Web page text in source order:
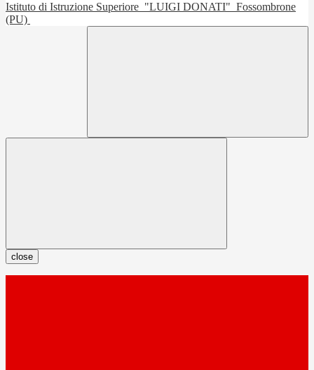
Istituto di Istruzione Superiore "LUIGI DONATI" Fossombrone
(PU)
close